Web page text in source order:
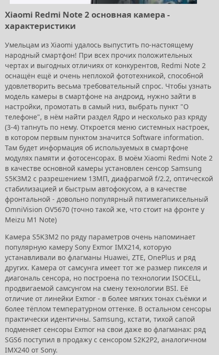
Xiaomi Redmi Note 2 основная камера -
характеристики
Умельцам из Xiaomi удалось выпустить по-настоящему
народный смартфон! При всех прочих положительных
чертах и выгодных отличиях от конкурентов, Redmi Note 2
оснащён ещё и очень неплохой фототехникой, способной
удовлетворить весьма требовательный спрос. Чтобы узнать
модель камеры в смартфоне на андроид, нужно зайти в
настройки, промотать в самый низ, выбрать пункт "О
телефоне", в нём найти раздел Ядро и несколько раз кряду
(3-4) тапнуть по нему. Откроется меню системных настроек,
в котором первым пунктом значится Software information.
Там будет информация об используемых в смартфоне
модулях памяти и фотосенсорах. В моём Xiaomi Redmi Note 2
в качестве основной камеры установлен сенсор Samsung
S5K3M2 с разрешением 13МП, диафрагмой f/2.2, оптической
стабилизацией и быстрым автофокусом, а в качестве
фронтальной - довольно популярный пятимегапиксельный
OmniVision OV5670 (точно такой же, что стоит на фронте у
Meizu M1 Note)
Камера S5K3M2 по ряду параметров очень напоминает
популярную камеру Sony Exmor IMX214, которую
устанавливали во флагманы Huawei, ZTE, OnePlus и ряд
других. Камера от самсунга имеет тот же размер пикселя и
диагональ сенсора, но построена по технологии ISOCELL,
продвигаемой самсунгом на смену технологии BSI. Её
отличие от линейки Exmor - в более мягких тонах съёмки и
более тёплом температурном оттенке. В остальном сенсоры
практически идентичны. Samsung, кстати, тихой сапой
подменяет сенсоры Exmor на свои даже во флагманах: ряд
SGS6 поступил в продажу с сенсором S2K2P2, аналогичном
IMX240 от Sony.